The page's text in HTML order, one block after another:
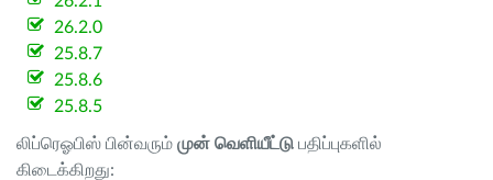
26.2.0
25.8.7
25.8.6
25.8.5
லிப்ரெஓபிஸ் பின்வரும் முன் வெளியீட்டு பதிப்புகளில்
கிடைக்கிறது: